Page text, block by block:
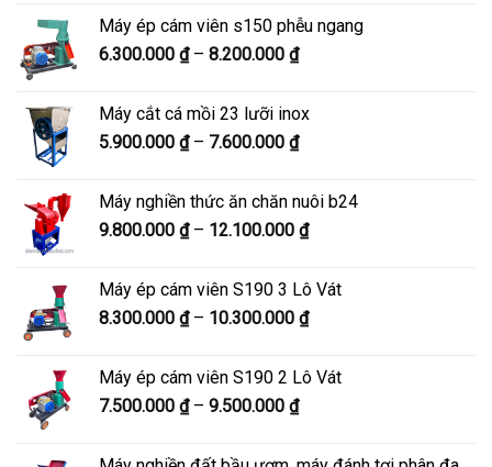
từ
6.900.000 ₫
đến
Máy ép cám viên s150 phễu ngang
6.300.000 ₫ – 8.200.000 ₫Khoảng
6.300.000 ₫
đến
Máy cắt cá mồi 23 lưỡi inox
5.900.000 ₫ – 7.600.000 ₫Khoảng
5.900.000 ₫
đến
Máy nghiền thức ăn chăn nuôi b24
9.800.000 ₫ – 12.100.000 ₫Khoảng
9.800.000 ₫
đến
Máy ép cám viên S190 3 Lô Vát
8.300.000 ₫ – 10.300.000 ₫Khoảng
8.300.000 ₫
Máy ép cám viên S190 2 Lô Vát
7.500.000 ₫ – 9.500.000 ₫Khoảng